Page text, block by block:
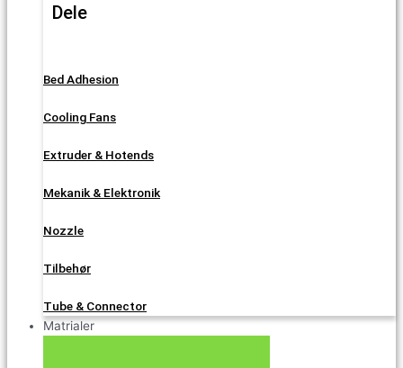
Dele
Bed Adhesion
Cooling Fans
Extruder & Hotends
Mekanik & Elektronik
Nozzle
Tilbehør
Tube & Connector
Matrialer